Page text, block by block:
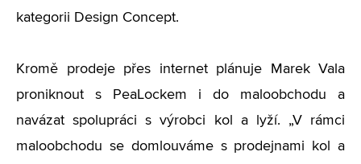
kategorii Design Concept.
Kromě prodeje přes internet plánuje Marek Vala
proniknout s PeaLockem i do maloobchodu a
navázat spolupráci s výrobci kol a lyží. „V rámci
maloobchodu se domlouváme s prodejnami kol a